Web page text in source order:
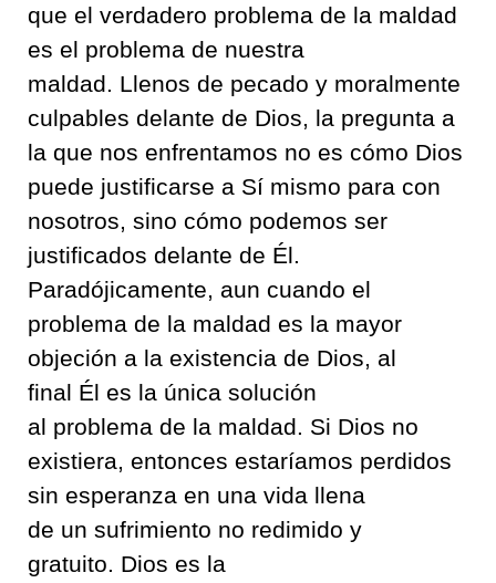
que el verdadero problema de la maldad
es el problema de nuestra
maldad
Llenos de pecado y moralmente
culpables delante de Dios
la pregunta a
la que nos enfrentamos no es cómo Dios
puede justificarse a Sí mismo para con
nosotros sino cómo podemos ser
justificados delante de Él
Paradójicamente
aun cuando el
problema de la maldad es la mayor
objeción a la existencia de Dios
al
final Él es la única solución
al problema de la maldad
Si Dios no
existiera
entonces estaríamos perdidos
sin esperanza en una vida llena
de un sufrimiento no redimido y
gratuito
Dios es la